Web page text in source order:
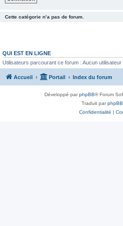
Cette catégorie n’a pas de forum.
QUI EST EN LIGNE
Utilisateurs parcourant ce forum : Aucun
Accueil Portail Index du forum
Développé parphpBB® Forum
Traduit par
Confidentialité |